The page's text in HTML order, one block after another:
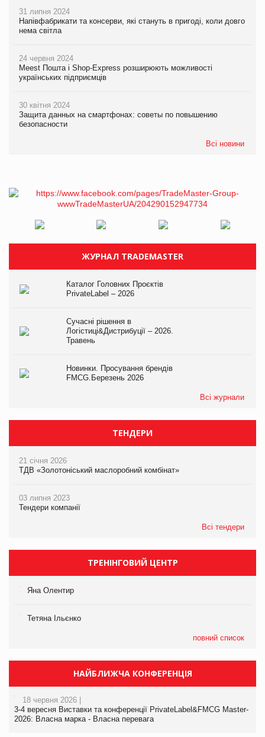
31 липня 2024
Напівфабрикати та консерви, які стануть в пригоді, коли довго
нема світла
24 червня 2024
Meest Пошта і Shop-Express розширюють можливості
українських підприємців
30 квітня 2024
Защита данных на смартфонах: советы по повышению
безопасности
Всі новини
ЖУРНАЛ TRADEMASTER
Каталог Головних Проєктів
PrivateLabel – 2026
Сучасні рішення в
Логістиці&Дистрибуції – 2026.
Травень
Новинки. Просування брендів
FMCG.Березень 2026
Всі журнали
ТЕНДЕРИ
21 січня 2026
ТДВ «Золотоніський маслоробний комбінат»
03 липня 2023
Тендери компанії
Всі тендери
ТРЕНІНГОВИЙ ЦЕНТР
Яна Олентир
Тетяна Ільєнко
повний список
НАЙБЛИЖЧА КОНФЕРЕНЦІЯ
18 червня 2026 |
3-4 вересня Виставки та конференції PrivateLabel&FMCG Master-
2026: Власна марка - Власна перевага